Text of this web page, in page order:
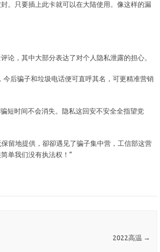
。只要插上此卡就可以在大陆使用。像这样的漏
论，其中大部分表达了对个人隐私泄露的担心。
后骗子和垃圾电话便可直呼其名，可更精准营销
短时间不会消失。隐私这回安不安全全指望党
留地提供，卻卻遇见了骗子集中营，工信部这营
单我们没有执法权！”
2022高温 →